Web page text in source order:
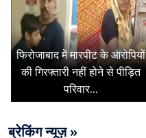
फिरोजाबाद में मारपीट के आरोपियों
की गिरफ्तारी नहीं होने से पीड़ित
परिवार...
ब्रेकिंग न्यूज़ »